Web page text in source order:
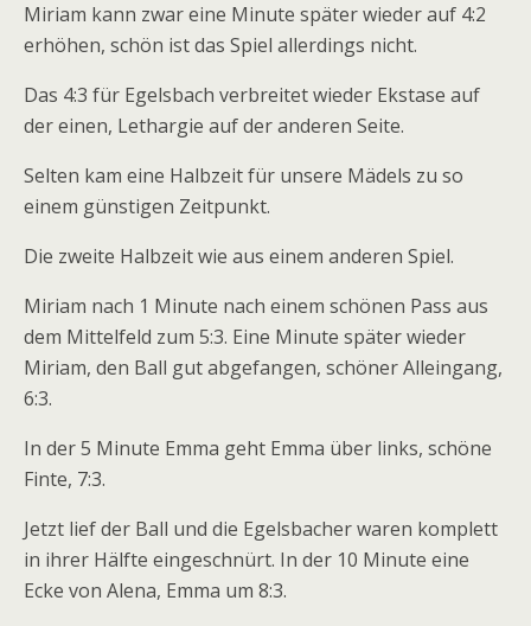
Miriam kann zwar eine Minute später wieder auf 4:2
erhöhen, schön ist das Spiel allerdings nicht.
Das 4:3 für Egelsbach verbreitet wieder Ekstase auf
der einen, Lethargie auf der anderen Seite.
Selten kam eine Halbzeit für unsere Mädels zu so
einem günstigen Zeitpunkt.
Die zweite Halbzeit wie aus einem anderen Spiel.
Miriam nach 1 Minute nach einem schönen Pass aus
dem Mittelfeld zum 5:3. Eine Minute später wieder
Miriam, den Ball gut abgefangen, schöner Alleingang,
6:3.
In der 5 Minute Emma geht Emma über links, schöne
Finte, 7:3.
Jetzt lief der Ball und die Egelsbacher waren komplett
in ihrer Hälfte eingeschnürt. In der 10 Minute eine
Ecke von Alena, Emma um 8:3.